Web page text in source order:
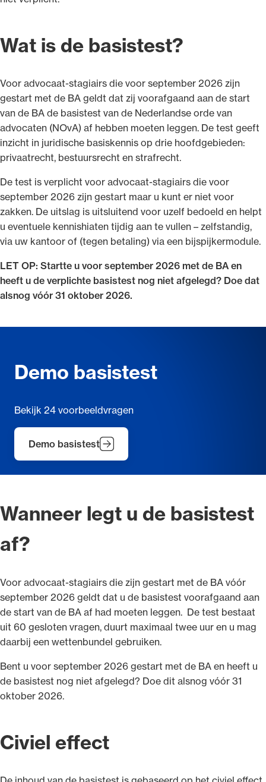
Wat is de basistest?
Voor advocaat-stagiairs die voor september 2026 zijn
gestart met de BA geldt dat zij voorafgaand aan de start
van de BA de basistest van de Nederlandse orde van
advocaten (NOvA) af hebben moeten leggen. De test geeft
inzicht in juridische basiskennis op drie hoofdgebieden:
privaatrecht, bestuursrecht en strafrecht.
De test is verplicht voor advocaat-stagiairs die voor
september 2026 zijn gestart maar u kunt er niet voor
zakken. De uitslag is uitsluitend voor uzelf bedoeld en helpt
u eventuele kennishiaten tijdig aan te vullen – zelfstandig,
via uw kantoor of (tegen betaling) via een bijspijkermodule.
LET OP: Startte u voor september 2026 met de BA en
heeft u de verplichte basistest nog niet afgelegd? Doe dat
alsnog vóór 31 oktober 2026.
Demo basistest
Bekijk 24 voorbeeldvragen
Demo basistest
Wanneer legt u de basistest
af?
Voor advocaat-stagiairs die zijn gestart met de BA vóór
september 2026 geldt dat u de basistest voorafgaand aan
de start van de BA af had moeten leggen. De test bestaat
uit 60 gesloten vragen, duurt maximaal twee uur en u mag
daarbij een wettenbundel gebruiken.
Bent u voor september 2026 gestart met de BA en heeft u
de basistest nog niet afgelegd? Doe dit alsnog vóór 31
oktober 2026.
Civiel effect